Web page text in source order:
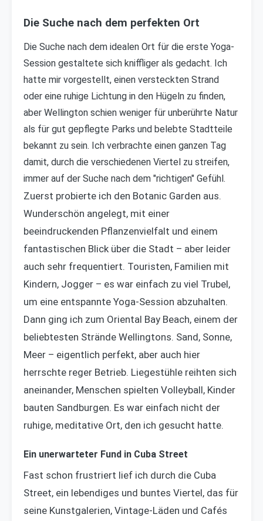
Die Suche nach dem perfekten Ort
Die Suche nach dem idealen Ort für die erste Yoga-
Session gestaltete sich kniffliger als gedacht. Ich
hatte mir vorgestellt, einen versteckten Strand
oder eine ruhige Lichtung in den Hügeln zu finden,
aber Wellington schien weniger für unberührte Natur
als für gut gepflegte Parks und belebte Stadtteile
bekannt zu sein. Ich verbrachte einen ganzen Tag
damit, durch die verschiedenen Viertel zu streifen,
immer auf der Suche nach dem "richtigen" Gefühl.
Zuerst probierte ich den Botanic Garden aus.
Wunderschön angelegt, mit einer
beeindruckenden Pflanzenvielfalt und einem
fantastischen Blick über die Stadt – aber leider
auch sehr frequentiert. Touristen, Familien mit
Kindern, Jogger – es war einfach zu viel Trubel,
um eine entspannte Yoga-Session abzuhalten.
Dann ging ich zum Oriental Bay Beach, einem der
beliebtesten Strände Wellingtons. Sand, Sonne,
Meer – eigentlich perfekt, aber auch hier
herrschte reger Betrieb. Liegestühle reihten sich
aneinander, Menschen spielten Volleyball, Kinder
bauten Sandburgen. Es war einfach nicht der
ruhige, meditative Ort, den ich gesucht hatte.
Ein unerwarteter Fund in Cuba Street
Fast schon frustriert lief ich durch die Cuba
Street, ein lebendiges und buntes Viertel, das für
seine Kunstgalerien, Vintage-Läden und Cafés